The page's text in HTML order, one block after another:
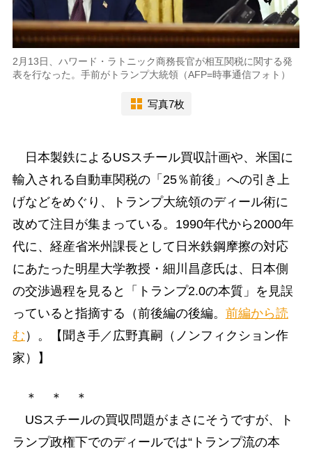
2月13日、ハワード・ラトニック商務長官が相互関税に関する発
表を行なった。手前がトランプ大統領（AFP=時事通信フォト）
写真7枚
日本製鉄によるUSスチール買収計画や、米国に
輸入される自動車関税の「25％前後」への引き上
げなどをめぐり、トランプ大統領のディール術に
改めて注目が集まっている。1990年代から2000年
代に、経産省米州課長として日米鉄鋼摩擦の対応
にあたった明星大学教授・細川昌彦氏は、日本側
の交渉過程を見ると「トランプ2.0の本質」を見誤
っていると指摘する（前後編の後編。 前編から読
む ）。【聞き手／広野真嗣（ノンフィクション作
家）】
＊ ＊ ＊
USスチールの買収問題がまさにそうですが、ト
ランプ政権下でのディールでは“トランプ流の本